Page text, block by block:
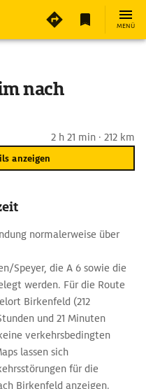
MENÜ
nach
2 h 21 min · 212 km
anzeigen
normalerweise über
Speyer, die A 6 sowie die
werden. Für die Route
Birkenfeld (212
und 21 Minuten
verkehrsbedingten
lassen sich
für die
Birkenfeld anzeigen.